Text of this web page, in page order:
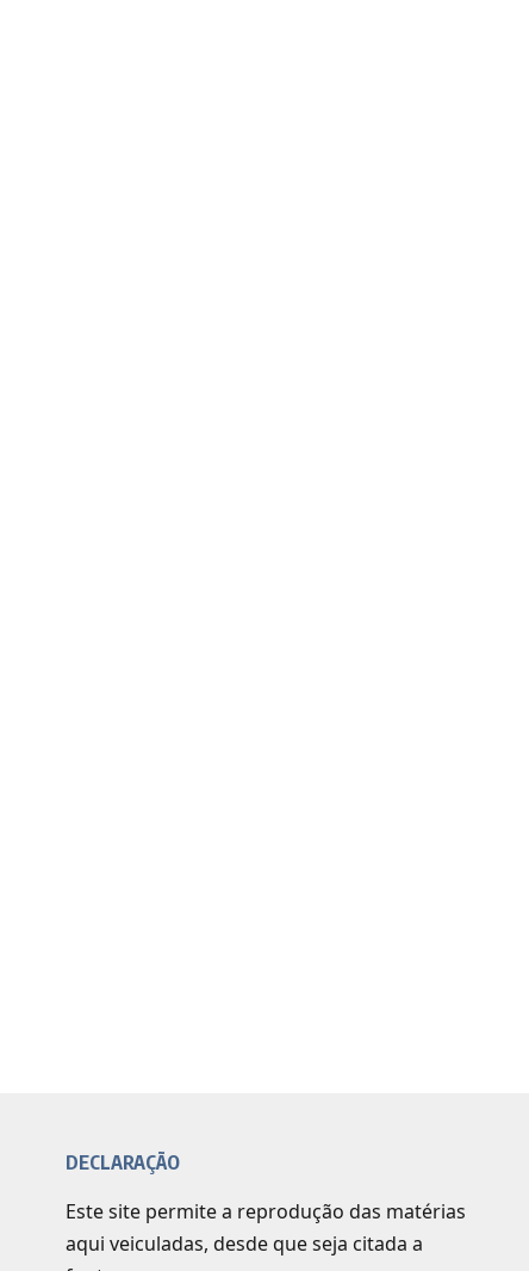
DECLARAÇÃO
Este site permite a reprodução das matérias
aqui veiculadas, desde que seja citada a